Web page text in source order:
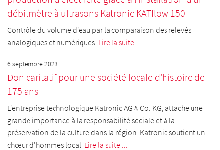
débitmètre à ultrasons Katronic KATflow 150
Contrôle du volume d'eau par la comparaison des relevés
analogiques et numériques. Lire la suite ...
6 septembre 2023
Don caritatif pour une société locale d'histoire de
175 ans
L'entreprise technologique Katronic AG & Co. KG, attache une
grande importance à la responsabilité sociale et à la
préservation de la culture dans la région. Katronic soutient un
chœur d'hommes local. Lire la suite ...